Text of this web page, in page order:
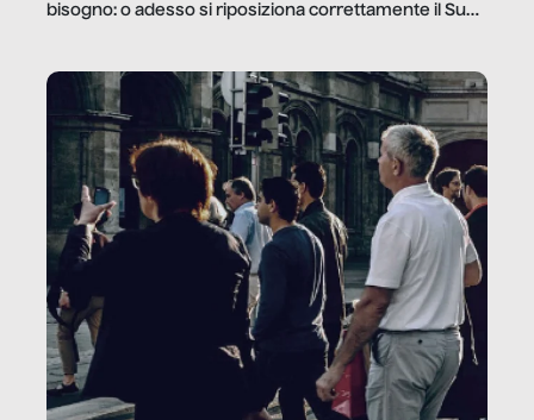
bisogno: o adesso si riposiziona correttamente il Sud